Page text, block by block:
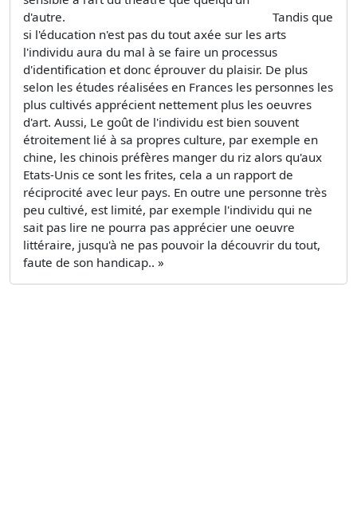
d'autre. Tandis que
si l'éducation n'est pas du tout axée sur les arts
l'individu aura du mal à se faire un processus
d'identification et donc éprouver du plaisir. De plus
selon les études réalisées en Frances les personnes les
plus cultivés apprécient nettement plus les oeuvres
d'art. Aussi, Le goût de l'individu est bien souvent
étroitement lié à sa propres culture, par exemple en
chine, les chinois préfères manger du riz alors qu'aux
Etats-Unis ce sont les frites, cela a un rapport de
réciprocité avec leur pays. En outre une personne très
peu cultivé, est limité, par exemple l'individu qui ne
sait pas lire ne pourra pas apprécier une oeuvre
littéraire, jusqu'à ne pas pouvoir la découvrir du tout,
faute de son handicap.. »